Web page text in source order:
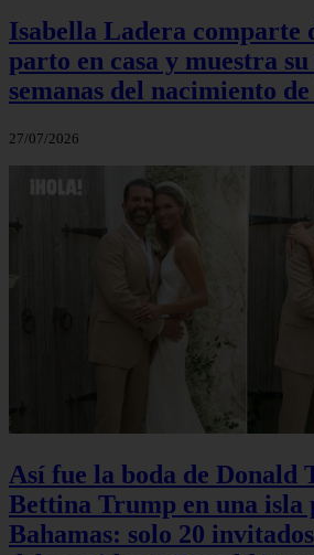
Isabella Ladera comparte
parto en casa y muestra
semanas del nacimiento
27/07/2026
Así fue la boda de Donald
Bettina Trump en una isla
Bahamas: solo 20